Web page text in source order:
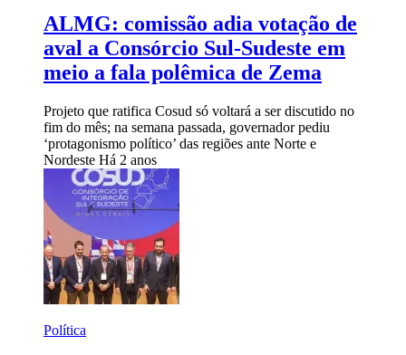
ALMG: comissão adia votação de
aval a Consórcio Sul-Sudeste em
meio a fala polêmica de Zema
Projeto que ratifica Cosud só voltará a ser discutido no
fim do mês; na semana passada, governador pediu
‘protagonismo político’ das regiões ante Norte e
Nordeste Há 2 anos
Política